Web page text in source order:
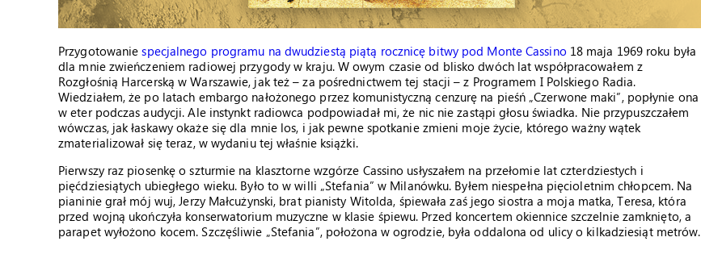
Przygotowaniespecjalnego programu na dwudziestą piątą rocznicę bitwy pod Monte Cassino 18 maja 1969 roku była
dla mnie zwieńczeniem radiowej przygody w kraju. W owym czasie od blisko dwóch lat współpracowałem z
Rozgłośnią Harcerską w Warszawie, jak też – za pośrednictwem tej stacji – z Programem I Polskiego Radia.
Wiedziałem, że po latach embargo nałożonego przez komunistyczną cenzurę na pieśń „Czerwone maki”, popłynie ona
w eter podczas audycji. Ale instynkt radiowca podpowiadał mi, że nic nie zastąpi głosu świadka. Nie przypuszczałem
wówczas, jak łaskawy okaże się dla mnie los, i jak pewne spotkanie zmieni moje życie, którego ważny wątek
zmaterializował się teraz, w wydaniu tej właśnie książki.
Pierwszy raz piosenkę o szturmie na klasztorne wzgórze Cassino usłyszałem na przełomie lat czterdziestych i
pięćdziesiątych ubiegłego wieku. Było to w willi „Stefania” w Milanówku. Byłem niespełna pięcioletnim chłopcem. Na
pianinie grał mój wuj, Jerzy Małcużynski, brat pianisty Witolda, śpiewała zaś jego siostra a moja matka, Teresa, która
przed wojną ukończyła konserwatorium muzyczne w klasie śpiewu. Przed koncertem okiennice szczelnie zamknięto, a
parapet wyłożono kocem. Szczęśliwie „Stefania”, położona w ogrodzie, była oddalona od ulicy o kilkadziesiąt metrów.